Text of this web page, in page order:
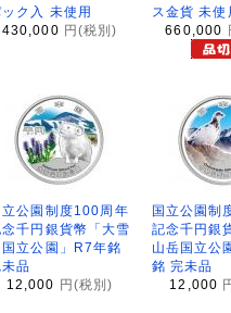
ク入 未使用
430,000 円(税別)
ス金貨 未使
660,000
立公園制度100周年
念千円銀貨幣「大雪
国立公園」R7年銘
品
12,000 円(税別)
国立公園制
記念千円銀
山岳国立公
銘 完未品
12,000